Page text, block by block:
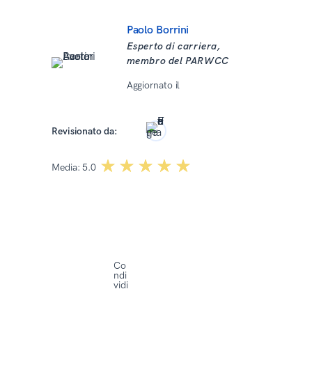
Paolo Borrini
Esperto di carriera,
membro del PARWCC
Aggiornato il
Revisionato da:
Media:5.0 ☆☆☆☆☆
★★★★★
Co
ndi
vidi